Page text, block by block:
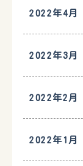
2022年4月
2022年3月
2022年2月
2022年1月